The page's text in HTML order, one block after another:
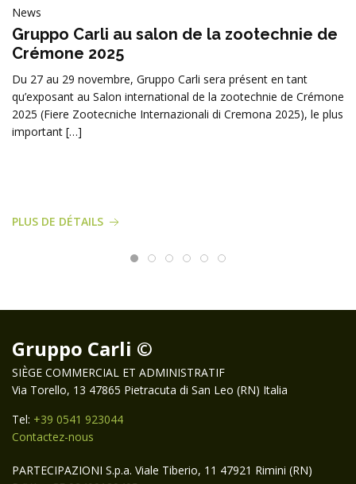
News
Gruppo Carli au salon de la zootechnie de
Crémone 2025
Du 27 au 29 novembre, Gruppo Carli sera présent en tant
qu’exposant au Salon international de la zootechnie de Crémone
2025 (Fiere Zootecniche Internazionali di Cremona 2025), le plus
important […]
PLUS DE DÉTAILS
Gruppo Carli ©
SIÈGE COMMERCIAL ET ADMINISTRATIF
Via Torello, 13 47865 Pietracuta di San Leo (RN) Italia
Tel: +39 0541 923044
Contactez-nous
PARTECIPAZIONI S.p.a. Viale Tiberio, 11 47921 Rimini (RN)